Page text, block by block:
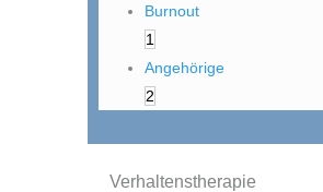
Burnout
1
Angehörige
2
Verhaltenstherapie